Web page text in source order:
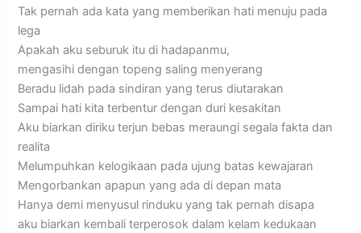
Tak pernah ada kata yang memberikan hati menuju pada
lega
Apakah aku seburuk itu di hadapanmu,
mengasihi dengan topeng saling menyerang
Beradu lidah pada sindiran yang terus diutarakan
Sampai hati kita terbentur dengan duri kesakitan
Aku biarkan diriku terjun bebas meraungi segala fakta dan
realita
Melumpuhkan kelogikaan pada ujung batas kewajaran
Mengorbankan apapun yang ada di depan mata
Hanya demi menyusul rinduku yang tak pernah disapa
aku biarkan kembali terperosok dalam kelam kedukaan